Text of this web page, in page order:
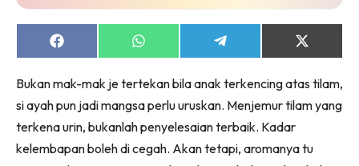
Ruang Makan
Bilik Air
Bilik Tidur
Dapur
Ruang Makan
Share
on
Share
on
Share
on
Share
on
(Twitter)
Bukan mak-mak je tertekan bila anak terkencing atas tilam,
si ayah pun jadi mangsa perlu uruskan. Menjemur tilam yang
terkena urin, bukanlah penyelesaian terbaik. Kadar
kelembapan boleh di cegah. Akan tetapi, aromanya tu